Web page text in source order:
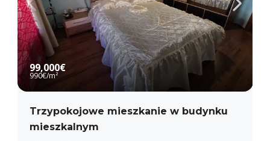
99,000€
990€/m²
Trzypokojowe mieszkanie w budynku
mieszkalnym